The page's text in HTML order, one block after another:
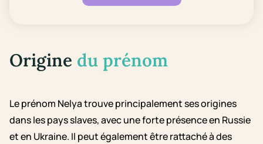
Origine du prénom
Le prénom Nelya trouve principalement ses origines
dans les pays slaves, avec une forte présence en Russie
et en Ukraine. Il peut également être rattaché à des